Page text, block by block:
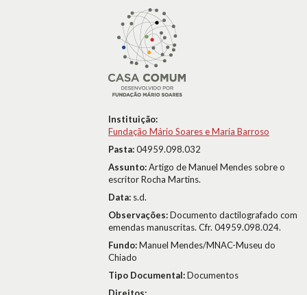
Instituição:
Fundação Mário Soares e Maria Barroso
Pasta:04959.098.032
Assunto:Artigo de Manuel Mendes sobre o
escritor Rocha Martins.
Data: s.d.
Observações:Documento dactilografado com
emendas manuscritas. Cfr. 04959.098.024.
Fundo:Manuel Mendes/MNAC-Museu do
Chiado
Tipo Documental:Documentos